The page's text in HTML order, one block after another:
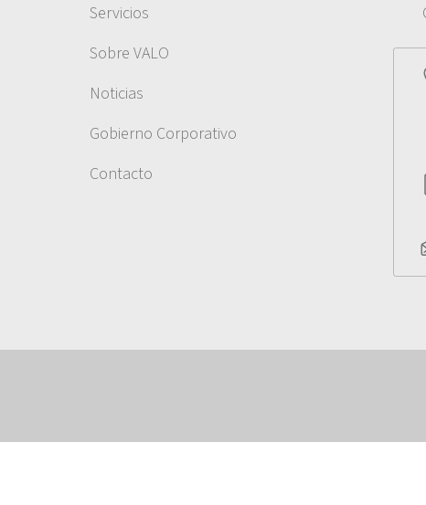
Servicios
Sobre VALO
Noticias
Gobierno Corporativo
Contacto